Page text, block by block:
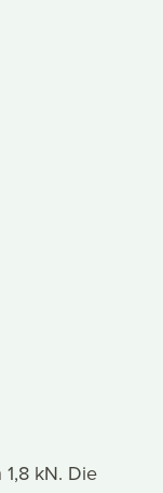
kN. Die